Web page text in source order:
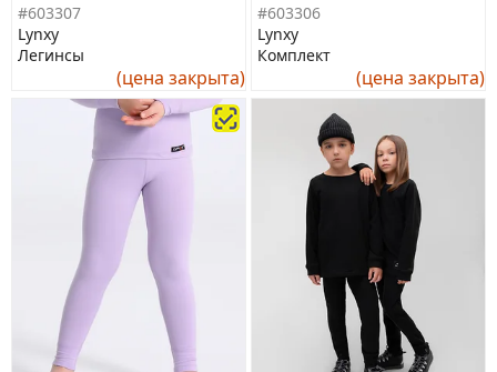
#603307
Lynxy
Легинсы
(цена закрыта)
#603306
Lynxy
Комплект
(цена закрыта)